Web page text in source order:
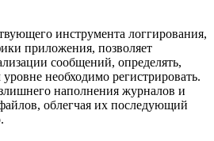
инструмента логгирования,
приложения, позволяет
сообщений, определять,
необходимо регистрировать.
наполнения журналов и
облегчая их последующий